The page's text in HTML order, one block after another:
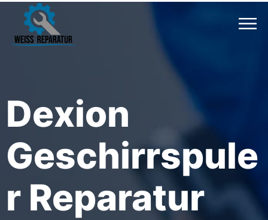
Dexion
Geschirrspule
R Reparatur